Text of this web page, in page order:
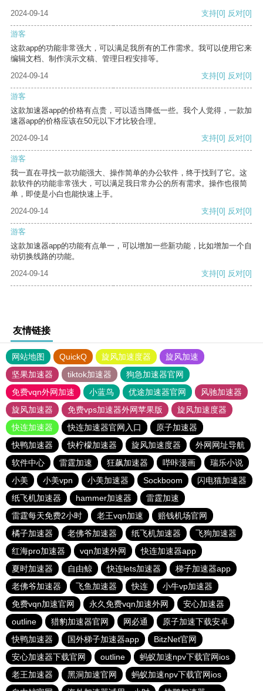
2024-09-14 支持[0] 反对[0]
游客
这款app的功能非常强大，可以满足我所有的工作需求。我可以使用它来
编辑文档、制作演示文稿、管理日程安排等。
2024-09-14
支持[0] 反对[0]
游客
这款加速器app的价格有点贵，可以适当降低一些。我个人觉得，一款加
速器app的价格应该在50元以下才比较合理。
2024-09-14
支持[0] 反对[0]
游客
我一直在寻找一款功能强大、操作简单的办公软件，终于找到了它。这
款软件的功能非常强大，可以满足我日常办公的所有需求。操作也很简
单，即使是小白也能快速上手。
2024-09-14
支持[0] 反对[0]
游客
这款加速器app的功能有点单一，可以增加一些新功能，比如增加一个自
动切换线路的功能。
2024-09-14
支持[0] 反对[0]
友情链接
网站地图 QuickQ 旋风加速度器
旋风加速
坚果加速器
tiktok加速器
狗急加速器官网
免费vqn外网加速
小蓝鸟 优途加速器官网
风驰加速器
旋风加速器
免费vps加速器外网苹果版
旋风加速度器
快连加速器
快连加速器官网入口
原子加速器
快鸭加速器
快柠檬加速器 旋风加速度器
外网网址导航
软件中心
雷霆加速 狂飙加速器 哔咔漫画
瑞乐小说
小美
小美vpn 小美加速器 Sockboom
闪电猫加速器
纸飞机加速器
hammer加速器
雷霆加速
雷霆每天免费2小时
老王vqn加速
赔钱机场官网
橘子加速器
老佛爷加速器 纸飞机加速器
飞狗加速器
红海pro加速器
vqn加速外网
快连加速器app
夏时加速器
自由鲸 快连lets加速器
梯子加速器app
老佛爷加速器
飞鱼加速器 快连
小牛vp加速器
免费vqn加速官网
永久免费vqn加速外网
安心加速器
outline
猎豹加速器官网 网必通
原子加速下载安卓
快鸭加速器
国外梯子加速器app
BitzNet官网
安心加速器下载官网
outline
蚂蚁加速npv下载官网ios
老王加速器
黑洞加速官网
蚂蚁加速npv下载官网ios